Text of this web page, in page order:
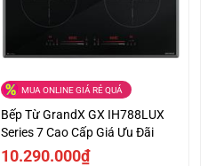
MUA ONLINE GIÁ RẺ QUÁ
Bếp Từ GrandX GX IH788LUX
Series 7 Cao Cấp Giá Ưu Đãi
10.290.000₫